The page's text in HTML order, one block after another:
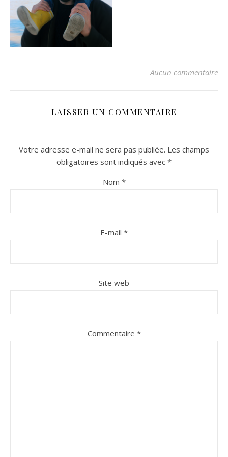
Aucun commentaire
LAISSER UN COMMENTAIRE
Votre adresse e-mail ne sera pas publiée. Les champs
obligatoires sont indiqués avec *
Nom *
E-mail *
Site web
Commentaire *